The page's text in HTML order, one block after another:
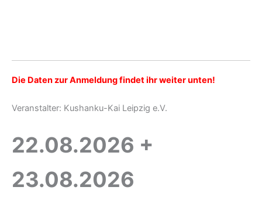
Die Daten zur Anmeldung findet ihr weiter unten!
Veranstalter: Kushanku-Kai Leipzig e.V.
22.08.2026 +
23.08.2026